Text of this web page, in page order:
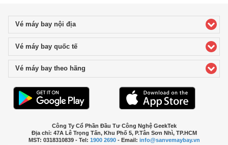
Vé máy bay nội địaclick to expand contents
Vé máy bay quốc tếclick to expand contents
Vé máy bay theo hãng
Công Ty Cổ Phần Đầu Tư Công Nghệ GeekTek
Địa chỉ: 47A Lê Trọng Tấn, Khu Phố 5, P.Tân Sơn Nhì, TP.HCM
MST: 0318310839 - Tel: 1900 2690- Email: info@sanvemaybay.vn